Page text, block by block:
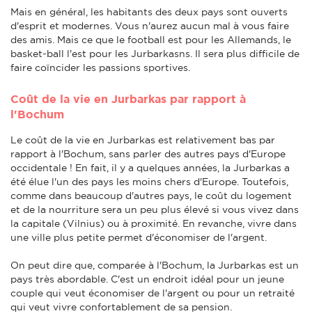
Mais en général, les habitants des deux pays sont ouverts
d'esprit et modernes. Vous n'aurez aucun mal à vous faire
des amis. Mais ce que le football est pour les Allemands, le
basket-ball l'est pour les Jurbarkasns. Il sera plus difficile de
faire coïncider les passions sportives.
Coût de la vie en Jurbarkas par rapport à
l'Bochum
Le coût de la vie en Jurbarkas est relativement bas par
rapport à l'Bochum, sans parler des autres pays d'Europe
occidentale ! En fait, il y a quelques années, la Jurbarkas a
été élue l'un des pays les moins chers d'Europe. Toutefois,
comme dans beaucoup d'autres pays, le coût du logement
et de la nourriture sera un peu plus élevé si vous vivez dans
la capitale (Vilnius) ou à proximité. En revanche, vivre dans
une ville plus petite permet d'économiser de l'argent.
On peut dire que, comparée à l'Bochum, la Jurbarkas est un
pays très abordable. C'est un endroit idéal pour un jeune
couple qui veut économiser de l'argent ou pour un retraité
qui veut vivre confortablement de sa pension.